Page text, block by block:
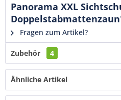
Panorama XXL
Fragen zum Artikel?
Zubehör 4
Ähnliche Artikel